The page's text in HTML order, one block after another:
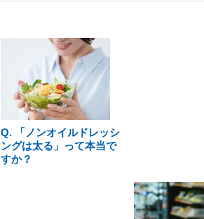
Q. 「ノンオイルドレッシ
ングは太る」って本当で
すか？